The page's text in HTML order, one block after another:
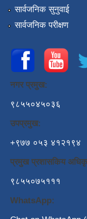
सार्वजनिक सुनुवाई
सार्वजनिक परीक्षण
नगर प्रमुख:
९८५५०४५०३६
उपप्रमुख:
+९७७ ०५३ ४१२१९४
प्रमुख प्रशासकिय
९८५५०७५१११
WhatsApp: